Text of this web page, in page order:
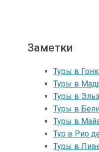
Заметки
Туры в
Туры в
Туры в
Туры в
Туры в
Тур в Рио
Туры в